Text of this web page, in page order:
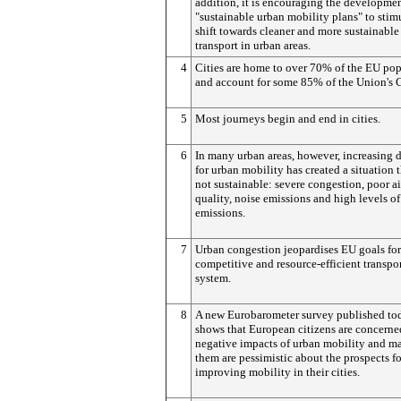
"sustainable urban mobility plans" to
shift towards cleaner and more sustainable
transport in urban areas.
4 Cities are home to over 70% of the EU
and account for some 85% of the Union's
5 Most journeys begin and end in cities.
6
In many urban areas, however, increasing
for urban mobility has created a situation
not sustainable: severe congestion, poor
quality, noise emissions and high levels
emissions.
7
Urban congestion jeopardises EU goals
competitive and resource-efficient
system.
8
A new Eurobarometer survey published
shows that European citizens are
negative impacts of urban mobility and
them are pessimistic about the prospects
improving mobility in their cities.